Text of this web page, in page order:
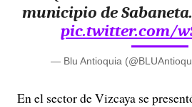
municipio de Sabaneta.
pic.twitter.com/
— Blu Antioquia
En el sector de Vizcaya se